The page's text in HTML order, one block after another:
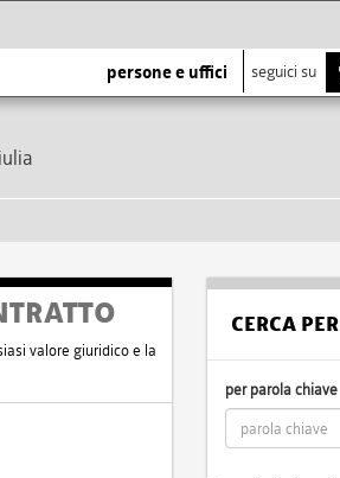
persone e uffici seguici su
valore giuridico e la
CERCA PER
per parola chiave